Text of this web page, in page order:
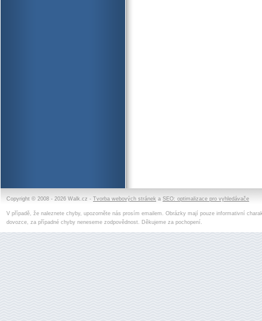
Copyright © 2008 - 2026 Walk.cz - Tvorba webových stránek a SEO: optimalizace pro vyhledávače
V případě, že naleznete chyby, upozorněte nás prosím emailem. Obrázky mají pouze informativní
dovozce, za případné chyby neneseme zodpovědnost. Děkujeme za pochopení.